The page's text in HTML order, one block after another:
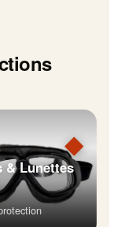
◆
& Lunettes